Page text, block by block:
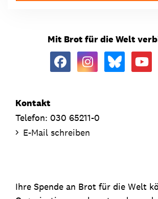
Mit Brot für die Welt
Kontakt
Telefon: 030 65211-0
E-Mail schreiben
Ihre Spende an Brot für die Welt